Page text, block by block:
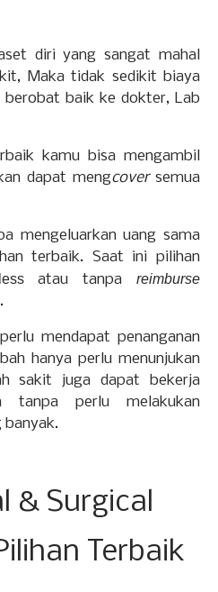
diri yang sangat mahal
Maka tidak sedikit biaya
berobat baik ke dokter, Lab
kamu bisa mengambil
dapat mengcoversemua
mengeluarkan uang sama
terbaik. Saat ini pilihan
atau tanpareimburse
mendapat penanganan
hanya perlu menunjukan
sakit juga dapat bekerja
tanpa perlu melakukan
banyak.
& Surgical
Terbaik